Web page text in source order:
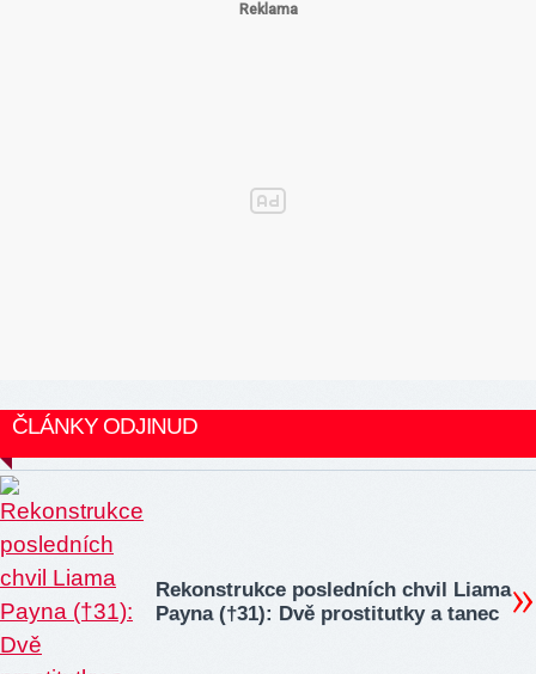
ČLÁNKY ODJINUD
Rekonstrukce posledních chvil Liama
Payna (†31): Dvě prostitutky a tanec